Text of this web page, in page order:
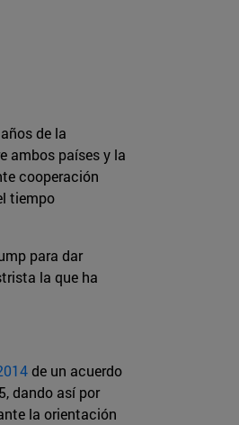
de la
ambos países y la
cooperación
tiempo
para dar
la que ha
de un acuerdo
dando así por
la orientación